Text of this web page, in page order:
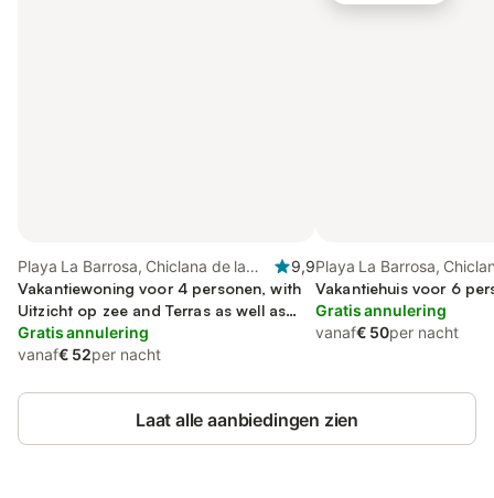
Playa La Barrosa, Chiclana de la
Frontera
9,9
Vakantiewoning voor 4 personen, with
Uitzicht op zee and Terras as well as
Tuin
Gratis annulering
vanaf€ 52per nacht
Playa La Barrosa,
Frontera
Vakantiehuis voor 6
Gratis annulering
vanaf€ 50per nacht
Laat alle aanbiedingen zien